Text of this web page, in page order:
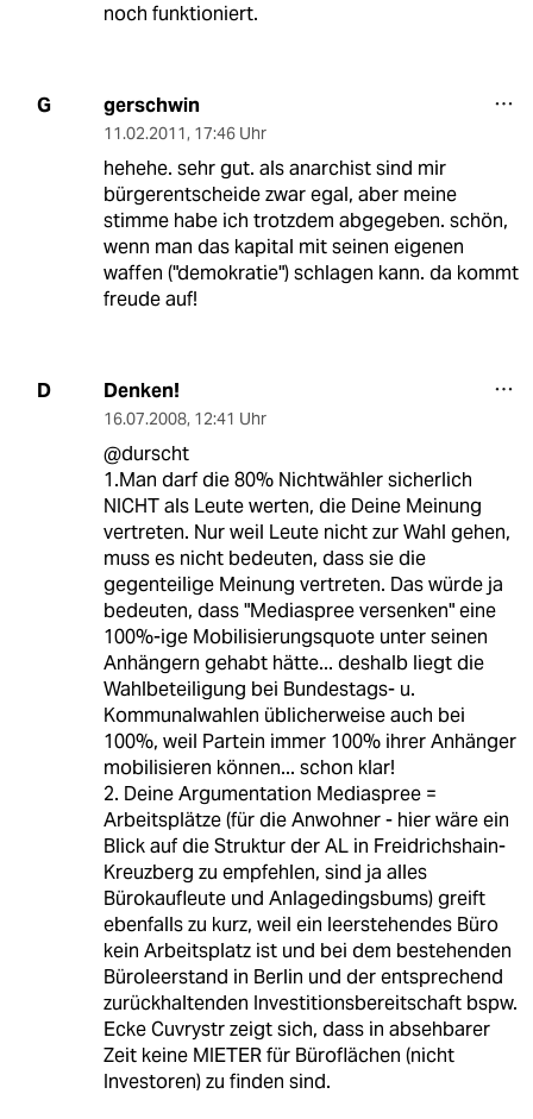
noch funktioniert.
G gerschwin
11.02.2011, 17:46 Uhr
hehehe. sehr gut. als anarchist sind mir
bürgerentscheide zwar egal, aber meine
stimme habe ich trotzdem abgegeben. schön,
wenn man das kapital mit seinen eigenen
waffen ("demokratie") schlagen kann. da kommt
freude auf!
D Denken!
16.07.2008, 12:41 Uhr
@durscht
1.Man darf die 80% Nichtwähler sicherlich
NICHT als Leute werten, die Deine Meinung
vertreten. Nur weil Leute nicht zur Wahl gehen,
muss es nicht bedeuten, dass sie die
gegenteilige Meinung vertreten. Das würde ja
bedeuten, dass "Mediaspree versenken" eine
100%-ige Mobilisierungsquote unter seinen
Anhängern gehabt hätte... deshalb liegt die
Wahlbeteiligung bei Bundestags- u.
Kommunalwahlen üblicherweise auch bei
100%, weil Partein immer 100% ihrer Anhänger
mobilisieren können... schon klar!
2. Deine Argumentation Mediaspree =
Arbeitsplätze (für die Anwohner - hier wäre ein
Blick auf die Struktur der AL in Freidrichshain-
Kreuzberg zu empfehlen, sind ja alles
Bürokaufleute und Anlagedingsbums) greift
ebenfalls zu kurz, weil ein leerstehendes Büro
kein Arbeitsplatz ist und bei dem bestehenden
Büroleerstand in Berlin und der entsprechend
zurückhaltenden Investitionsbereitschaft bspw.
Ecke Cuvrystr zeigt sich, dass in absehbarer
Zeit keine MIETER für Büroflächen (nicht
Investoren) zu finden sind.